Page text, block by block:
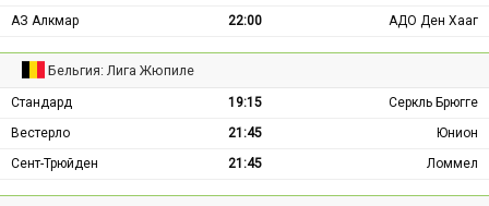
АЗ Алкмар
22:00 АДО Ден Хааг
Бельгия: Лига Жюпиле
Стандард 19:15
Серкль Брюгге
Вестерло
21:45
Юнион
Сент-Трюйден
21:45 Ломмел